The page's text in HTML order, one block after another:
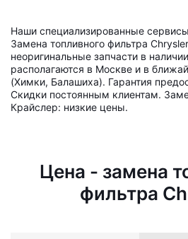
Наши специализированные
Замена топливного фильтра
неоригинальные запчасти в
располагаются в Москве и в
(Химки, Балашиха). Гарантия
Скидки постоянным клиентам.
Крайслер: низкие цены.
Цена - замена
фильтра